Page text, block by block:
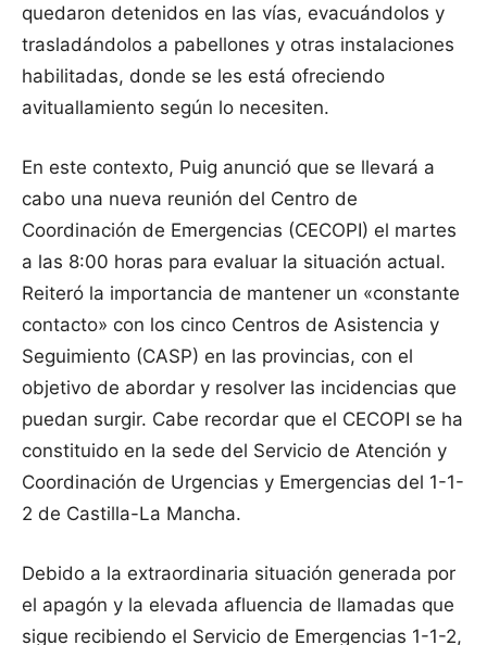
quedaron detenidos en las vías, evacuándolos y
trasladándolos a pabellones y otras instalaciones
habilitadas, donde se les está ofreciendo
avituallamiento según lo necesiten.
En este contexto, Puig anunció que se llevará a
cabo una nueva reunión del Centro de
Coordinación de Emergencias (CECOPI) el martes
a las 8:00 horas para evaluar la situación actual.
Reiteró la importancia de mantener un «constante
contacto» con los cinco Centros de Asistencia y
Seguimiento (CASP) en las provincias, con el
objetivo de abordar y resolver las incidencias que
puedan surgir. Cabe recordar que el CECOPI se ha
constituido en la sede del Servicio de Atención y
Coordinación de Urgencias y Emergencias del 1-1-
2 de Castilla-La Mancha.
Debido a la extraordinaria situación generada por
el apagón y la elevada afluencia de llamadas que
sigue recibiendo el Servicio de Emergencias 1-1-2,